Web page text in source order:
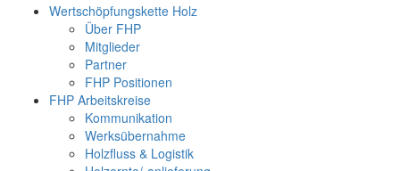
Wertschöpfungskette Holz
Über FHP
Mitglieder
Partner
FHP Positionen
FHP Arbeitskreise
Kommunikation
Werksübernahme
Holzfluss & Logistik